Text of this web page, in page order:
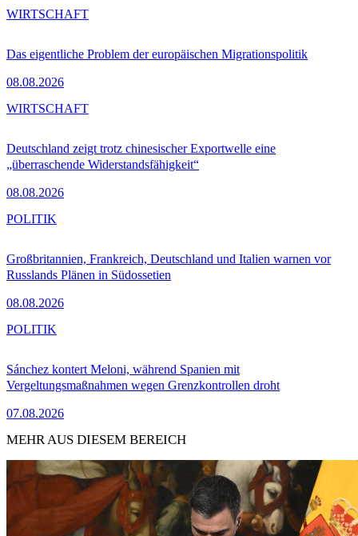
Das eigentliche Problem der europäischen Migrationspolitik
08.08.2026
WIRTSCHAFT
Deutschland zeigt trotz chinesischer Exportwelle eine
„überraschende Widerstandsfähigkeit“
08.08.2026
WIRTSCHAFT
Großbritannien, Frankreich, Deutschland und Italien warnen vor
Russlands Plänen in Südossetien
08.08.2026
POLITIK
Sánchez kontert Meloni, während Spanien mit
Vergeltungsmaßnahmen wegen Grenzkontrollen droht
07.08.2026
POLITIK
MEHR AUS DIESEM BEREICH